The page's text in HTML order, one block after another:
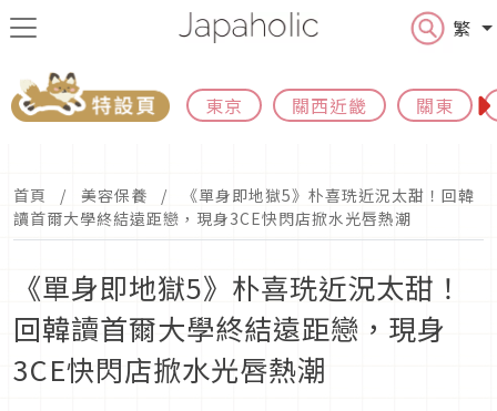
繁
東京 關西近畿 關東
首頁 美容保養
《單身即地獄5》朴喜珗近況太甜！回韓
讀首爾大學終結遠距戀，現身3CE快閃店掀水光唇熱潮
《單身即地獄5》朴喜珗近況太甜！
回韓讀首爾大學終結遠距戀，現身
3CE快閃店掀水光唇熱潮